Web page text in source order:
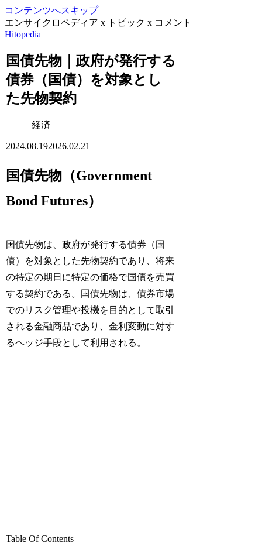
コンテンツへスキップ
エンサイクロペディア x トピック x コメント
Hitopedia
国債先物｜政府が発行する
債券（国債）を対象とし
た先物契約
経済
2024.08.192026.02.21
国債先物（Government
Bond Futures）
国債先物は、政府が発行する債券（国
債）を対象とした先物契約であり、将来
の特定の期日に特定の価格で国債を売買
する契約である。国債先物は、債券市場
でのリスク管理や投機を目的として取引
される金融商品であり、金利変動に対す
るヘッジ手段として利用される。
Table Of Contents